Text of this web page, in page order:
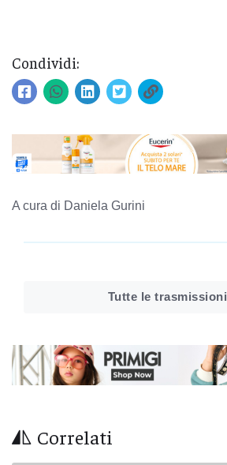
Condividi:
A cura di Daniela Gurini
Tutte le trasmissioni
Correlati